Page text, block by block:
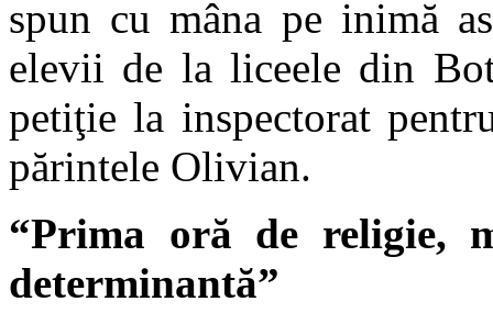
spun cu mâna pe inimă
elevii de la liceele din
petiţie la inspectorat
părintele Olivian.
“Prima oră de religie,
determinantă”